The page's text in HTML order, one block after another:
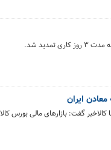
ایران
کالاخبر گفت: بازارهای مالی